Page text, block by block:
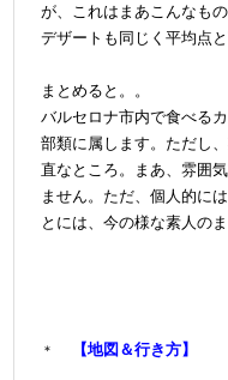
が、これはまあこんなも
デザートも同じく平均点と
まとめると。。
バルセロナ市内で食べる
部類に属します。ただし
直なところ。まあ、雰囲
ません。ただ、個人的に
とには、今の様な素人の
＊ 【地図＆行き方】